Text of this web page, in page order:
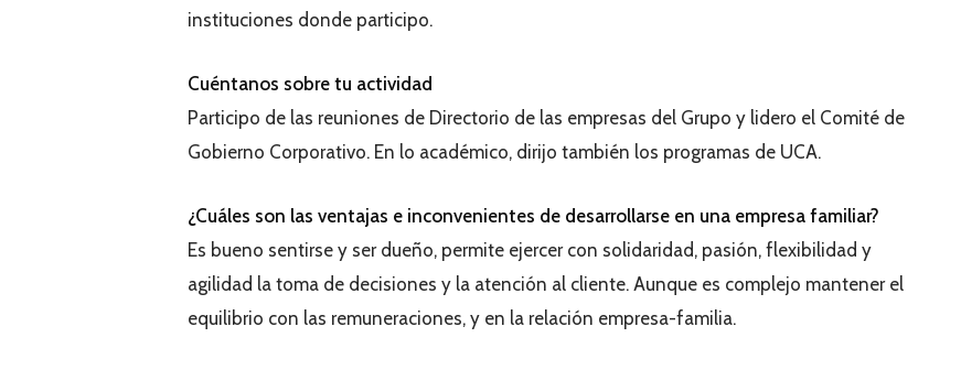
instituciones donde participo.
Cuéntanos sobre tu actividad
Participo de las reuniones de Directorio de las empresas del Grupo y lidero el Comité de
Gobierno Corporativo. En lo académico, dirijo también los programas de UCA.
¿Cuáles son las ventajas e inconvenientes de desarrollarse en una empresa familiar?
Es bueno sentirse y ser dueño, permite ejercer con solidaridad, pasión, flexibilidad y
agilidad la toma de decisiones y la atención al cliente. Aunque es complejo mantener el
equilibrio con las remuneraciones, y en la relación empresa-familia.